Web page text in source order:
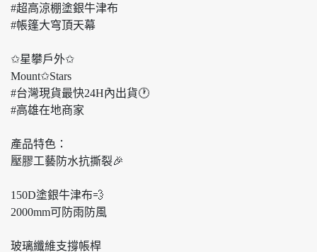
#超高涼棚塗銀牛津布
#帳篷大穹頂天幕
✩星攀戶外✩
Mount✩Stars
#台灣現貨最快24H內出貨🕐
#高雄在地商家
產品特色：
壓膠工藝防水抗撕裂🎉
150D塗銀牛津布💨
2000mm可防雨防風
玻璃纖維支撐帳桿